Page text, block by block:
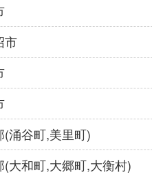
市
(涌谷町,美里町)
(大和町,大郷町,大衡村)